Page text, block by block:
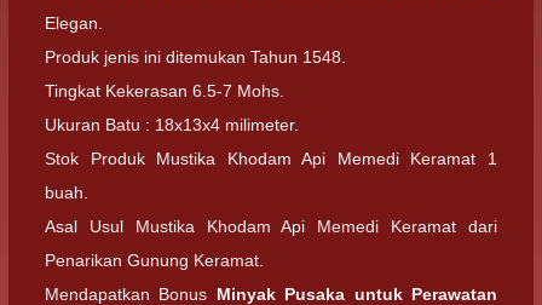
Elegan.
Produk jenis ini ditemukan Tahun 1548.
Tingkat Kekerasan 6.5-7 Mohs.
Ukuran Batu : 18x13x4 milimeter.
Stok Produk Mustika Khodam Api Memedi Keramat 1
buah.
Asal Usul Mustika Khodam Api Memedi Keramat dari
Penarikan Gunung Keramat.
Mendapatkan Bonus Minyak Pusaka untuk Perawatan